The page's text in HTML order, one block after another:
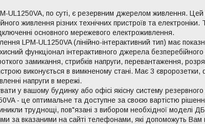
UL1250VA, по суті, є резервним джерелом живлення. Цей
живлення різних технічних пристроїв та
основного мережевого електроживлення.
LPM-UL1250VA (лінійно-інтерактивний тип) має
функціонал інтерактивного джерела
замикання, стрибків напруги, перевантаження,
виконується в вимкненому стані. Має 3 євророзетки,
напруги в мережі.
у вашому будинку або офісі якісну систему
- це оптимальне та доступне за своєю вартістю
труднощі, пов"язані з вибором необхідної моделі
за вказаними на сайті телефонами, які допоможуть